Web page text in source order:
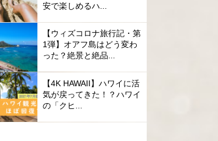
安で楽しめるハ...
【ウィズコロナ旅行記・第
1弾】オアフ島はどう変わ
った？絶景と絶品...
【4K HAWAII】ハワイに活
気が戻ってきた！？ハワイ
の「クヒ...